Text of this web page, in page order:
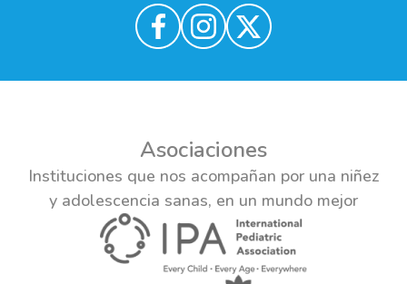
Asociaciones
Instituciones que nos acompañan por una niñez
y adolescencia sanas, en un mundo mejor